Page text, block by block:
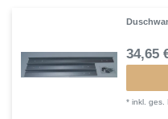
34,65
*inkl. ges.